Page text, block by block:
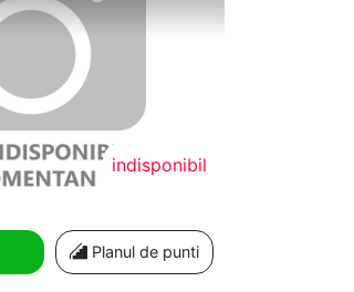
indisponibil
Planul de punti